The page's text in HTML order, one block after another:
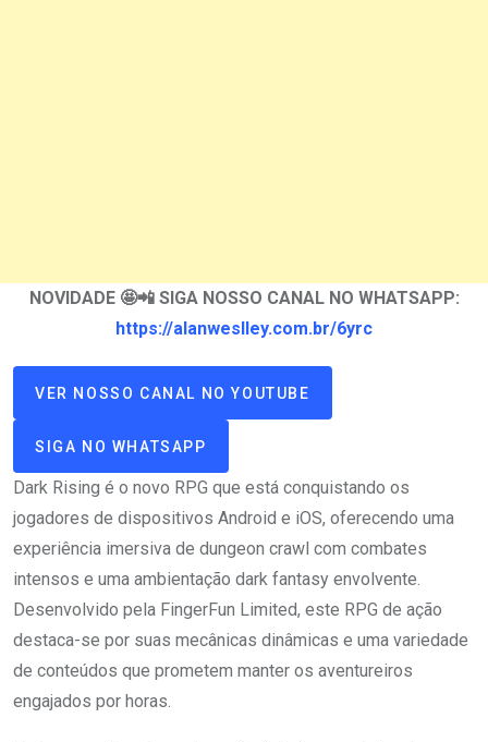
NOVIDADE 🤩📲 SIGA NOSSO CANAL NO WHATSAPP:
https://alanweslley.com.br/6yrc
VER NOSSO CANAL NO YOUTUBE
SIGA NO WHATSAPP
Dark Rising é o novo RPG que está conquistando os
jogadores de dispositivos Android e iOS, oferecendo uma
experiência imersiva de dungeon crawl com combates
intensos e uma ambientação dark fantasy envolvente.
Desenvolvido pela FingerFun Limited, este RPG de ação
destaca-se por suas mecânicas dinâmicas e uma variedade
de conteúdos que prometem manter os aventureiros
engajados por horas.